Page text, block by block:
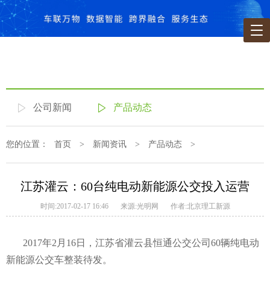
公司新闻 产品动态
您的位置： 首页 > 新闻资讯 > 产品动态 >
江苏灌云：60台纯电动新能源公交投入运营
时间:2017-02-17 16:46 来源:光明网 作者:北京理工新源
2017年2月16日，江苏省灌云县恒通公交公司60辆纯电动
新能源公交车整装待发。